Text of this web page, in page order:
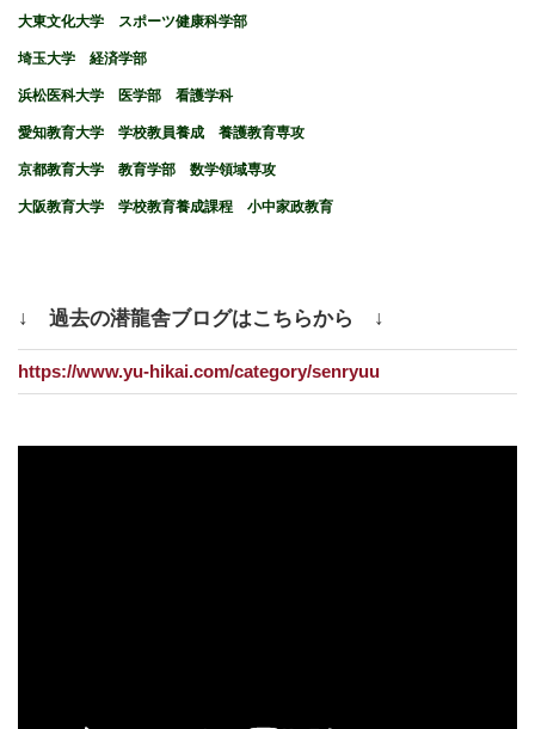
大東文化大学 スポーツ健康科学部
埼玉大学 経済学部
浜松医科大学 医学部 看護学科
愛知教育大学 学校教員養成 養護教育専攻
京都教育大学 教育学部 数学領域専攻
大阪教育大学 学校教育養成課程 小中家政教育
↓ 過去の潜龍舎ブログはこちらから ↓
https://www.yu-hikai.com/category/senryuu